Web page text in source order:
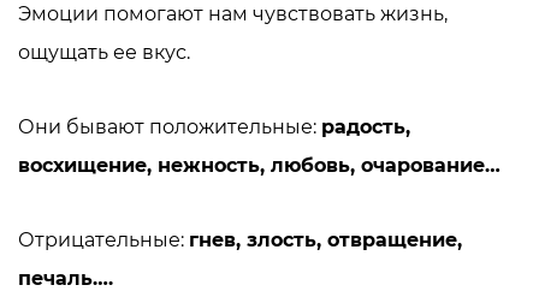
Эмоции помогают нам чувствовать жизнь,
ощущать ее вкус.
Они бывают положительные: радость,
восхищение, нежность, любовь, очарование…
Отрицательные: гнев, злость, отвращение,
печаль….